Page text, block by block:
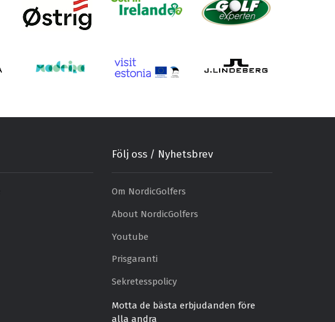
Följ oss / Nyhetsbrev
Om NordicGolfers
About NordicGolfers
Youtube
Prisgaranti
Sekretesspolicy
Motta de bästa erbjudanden före
alla andra